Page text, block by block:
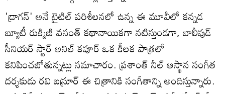
'డ్రాగన్' అనే టైటిల్ పరిశీలనలో ఉన్న ఈ మూవీలో కన్నడ
బ్యూటీ రుక్మిణి వసంత్ కథానాయికగా నటిస్తుండగా, బాలీవుడ్
సీనియర్ స్టార్ అనిల్ కపూర్ ఒక కీలక పాత్రలో
కనిపించబోతున్నట్లు సమాచారం. ప్రశాంత్ నీల్ ఆస్థాన సంగీత
దర్శకుడు రవి బస్రూర్ ఈ చిత్రానికి సంగీతాన్ని అందిస్తున్నారు.